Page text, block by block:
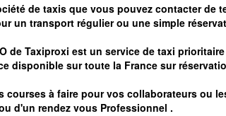
de taxis que vous pouvez contacter de
un transport régulierou une simple
de Taxiproxi est un service de taxi
disponible sur toute la France sur
courses à faire pour vos collaborateurs ou
d'un rendez vous Professionnel .